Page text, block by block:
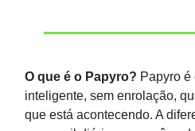
O que é o Papyro? Papyro
inteligente, sem enrolação,
que está acontecendo. A